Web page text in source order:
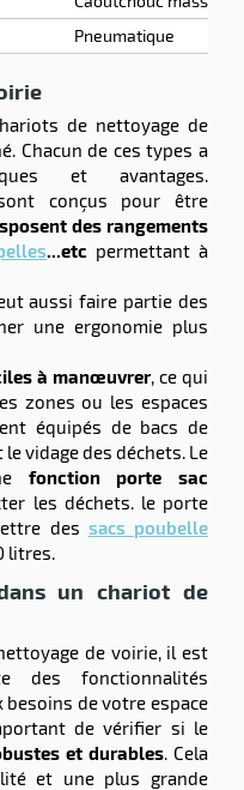
Pneumatique
de nettoyage de
Chacun de ces types a
et avantages.
conçus pour être
des rangements
...etc permettant à
aussi faire partie des
une ergonomie plus
à manœuvrer, ce qui
zones ou les espaces
équipés de bacs de
vidage des déchets. Le
fonction porte sac
les déchets. le porte
des sacs poubelle
litres.
un chariot de
de voirie, il est
des fonctionnalités
de votre espace
de vérifier si le
et durables. Cela
et une plus grande